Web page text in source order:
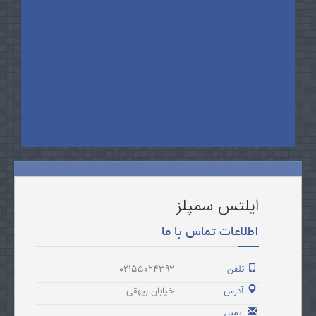
ایلتس سمپلز
اطلاعات تماس با ما
تلفن
02155024392
آدرس
خیابان بیهقی
ایمیل